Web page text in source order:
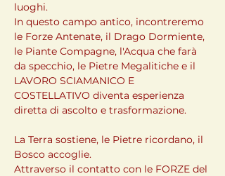
luoghi.
In questo campo antico, incontreremo
le Forze Antenate, il Drago Dormiente,
le Piante Compagne, l'Acqua che farà
da specchio, le Pietre Megalitiche e il
LAVORO SCIAMANICO E
COSTELLATIVO diventa esperienza
diretta di ascolto e trasformazione.
La Terra sostiene, le Pietre ricordano, il
Bosco accoglie.
Attraverso il contatto con le FORZE del